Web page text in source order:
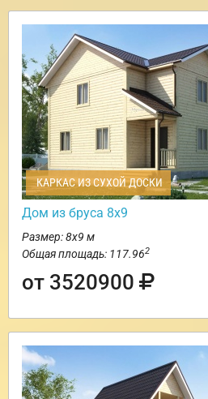
КАРКАС ИЗ СУХОЙ ДОСКИ
Дом из бруса 8х9
Размер: 8х9 м
Общая площадь: 117.962
от 3520900